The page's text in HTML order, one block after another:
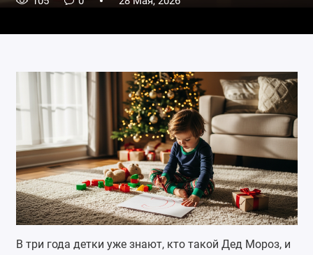
В три года детки уже знают, кто такой Дед Мороз, и